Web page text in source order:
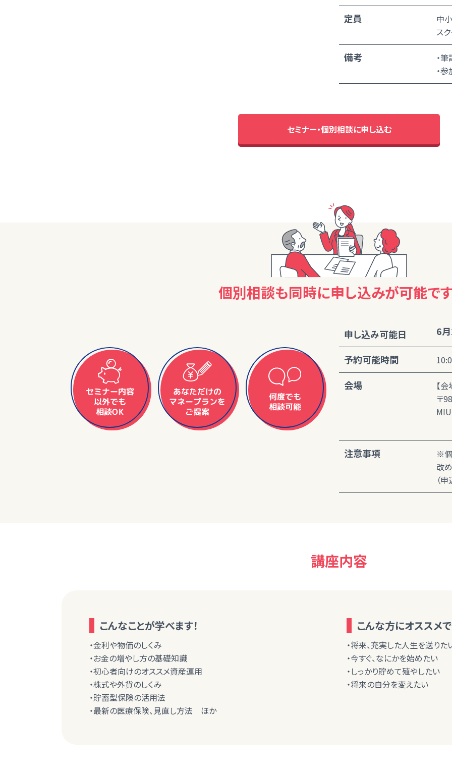
定員
中
ス
備考
・
・
セミナー・個別相談に申し込む
個別相談も同時に申し込みが可能です
セミナー内容
以外でも
相談OK
あなただけの
マネープランを
ご提案
何度でも
相談可能
申し込み可能日 6月
予約可能時間
会場
【
〒
注意事項
※個
改
（
講座内容
こんなことが学べます！
・金利や物価のしくみ
・お金の増やし方の基礎知識
・初心者向けのオススメ資産運用
・株式や外貨のしくみ
・貯蓄型保険の活用法
・最新の医療保険、見直し方法 ほか
こんな方にオススメで
・将来、充実した人生を送りた
・今すぐ、なにかを始めたい
・しっかり貯めて殖やしたい
・将来の自分を変えたい